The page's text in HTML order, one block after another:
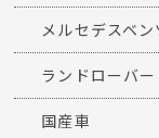
メルセデスベン
ランドローバー
国産車